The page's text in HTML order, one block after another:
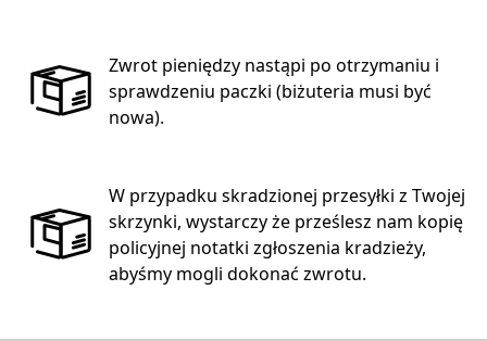
Zwrot pieniędzy nastąpi po otrzymaniu i
sprawdzeniu paczki (biżuteria musi być
nowa).
W przypadku skradzionej przesyłki z Twojej
skrzynki, wystarczy że prześlesz nam kopię
policyjnej notatki zgłoszenia kradzieży,
abyśmy mogli dokonać zwrotu.